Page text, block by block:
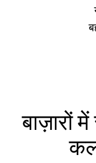
बाज़ारों